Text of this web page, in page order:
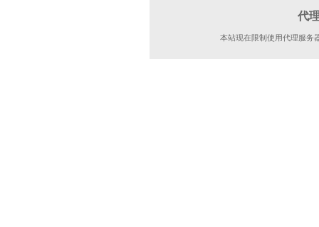
代
本站现在限制使用代理服务